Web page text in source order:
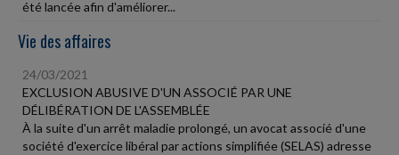
été lancée afin d'améliorer...
Vie des affaires
24/03/2021
EXCLUSION ABUSIVE D'UN ASSOCIÉ PAR UNE
DÉLIBÉRATION DE L'ASSEMBLÉE
À la suite d'un arrêt maladie prolongé, un avocat associé d'une
société d'exercice libéral par actions simplifiée (SELAS) adresse